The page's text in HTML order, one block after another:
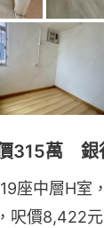
315萬 銀
座中層H室
呎價8,422